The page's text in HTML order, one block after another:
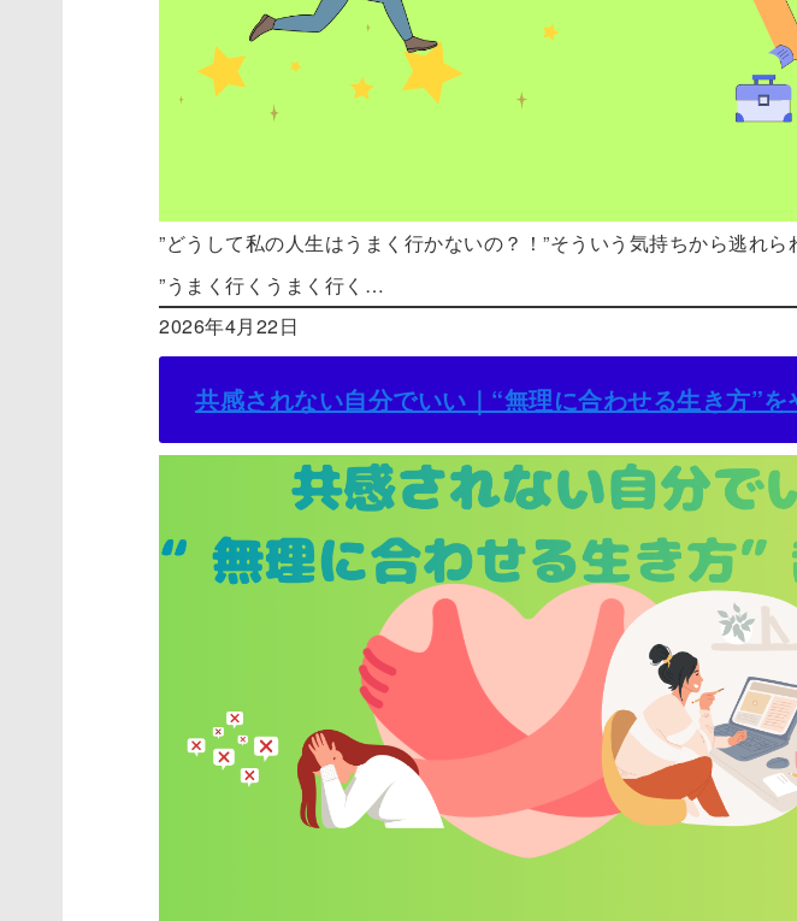
”どうして私の人生はうまく行かないの？！”そういう気持ちから逃れら
”うまく行くうまく行く…
2026年4月22日
共感されない自分でいい｜“無理に合わせる生き方”を